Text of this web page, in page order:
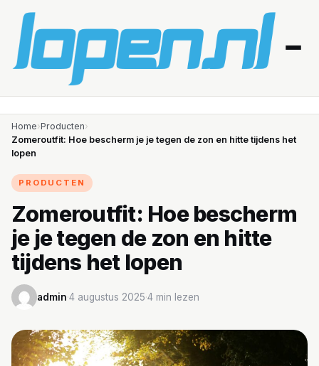
Home
Afvallen
Blessures
Gezondheid
Producten
Routes
Trainingen
Home›Producten›
Zomeroutfit: Hoe bescherm je je tegen de zon en hitte tijdens het
lopen
PRODUCTEN
Zomeroutfit: Hoe bescherm
je je tegen de zon en hitte
tijdens het lopen
admin·4 augustus 2025·4 min lezen